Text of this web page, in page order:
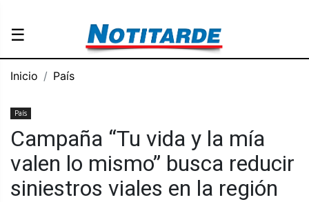
☰
Inicio País
País
Campaña “Tu vida y la mía
valen lo mismo” busca reducir
siniestros viales en la región